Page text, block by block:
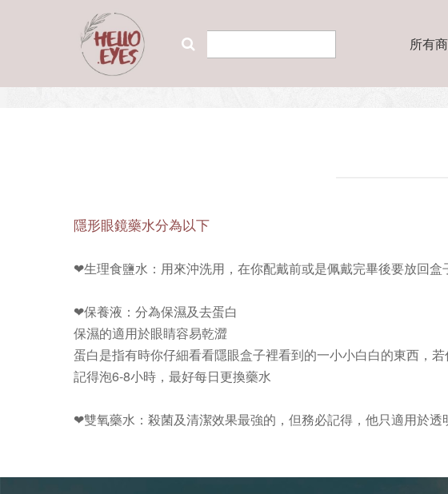
所有
隱形眼鏡藥水分為以下
❤生理食鹽水：用來沖洗用，在你配戴前或是佩戴完畢後要放回
❤保養液：分為保濕及去蛋白
保濕的適用於眼睛容易乾澀
蛋白是指有時你仔細看看隱眼盒子裡看到的一小小白白的東西，
記得泡6-8小時，最好每日更換藥水
❤雙氧藥水：殺菌及清潔效果最強的，但務必記得，他只適用於透